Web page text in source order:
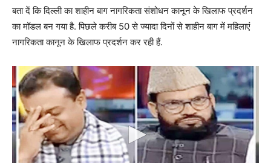
बता दें कि दिल्ली का शाहीन बाग नागरिकता संशोधन कानून के खिलाफ प्रदर्शन
का मॉडल बन गया है. पिछले करीब 50 से ज्यादा दिनों से शाहीन बाग में महिलाएं
नागरिकता कानून के खिलाफ प्रदर्शन कर रही हैं.